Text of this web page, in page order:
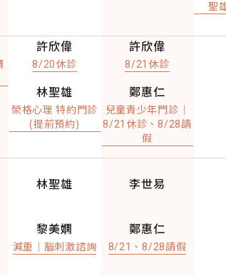
聖
許欣偉
8/20休診
林聖雄
榮格心理 特約門診
(提前預約)
許欣偉
8/21休診
鄭惠仁
兒童青少年門診｜
8/21休診、8/28請
假
林聖雄
黎美嫻
減重｜腦刺激諮詢
李世易
鄭惠仁
8/21、8/28請假